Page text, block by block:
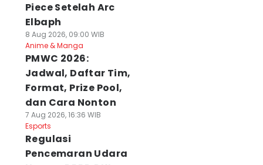
Piece Setelah Arc
Elbaph
8 Aug 2026, 09:00 WIB
Anime & Manga
PMWC 2026:
Jadwal, Daftar Tim,
Format, Prize Pool,
dan Cara Nonton
7 Aug 2026, 16:36 WIB
Esports
Regulasi
Pencemaran Udara